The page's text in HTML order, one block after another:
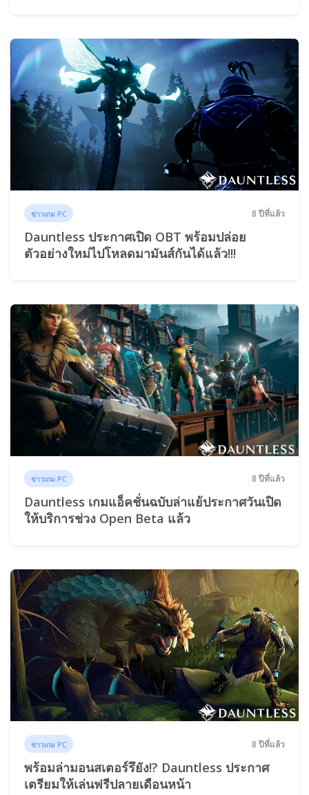
ข่าวเกม PC 8 ปีที่แล้ว
Dauntless ประกาศเปิด OBT พร้อมปล่อย
ตัวอย่างใหม่ไปโหลดมามันส์กันได้แล้ว!!!
ข่าวเกม PC 8 ปีที่แล้ว
Dauntless เกมแอ็คชั่นฉบับล่าแย้ประกาศวันเปิด
ให้บริการช่วง Open Beta แล้ว
ข่าวเกม PC 8 ปีที่แล้ว
พร้อมล่ามอนสเตอร์รึยัง!? Dauntless ประกาศ
เตรียมให้เล่นฟรีปลายเดือนหน้า